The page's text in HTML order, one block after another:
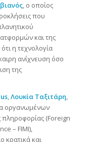
, ο οποίος
που
και της
η τεχνολογία
ανίχνευση όσο
της
,Λουκία Ταξιτάρη,
οργανωμένων
πληροφορίας (Foreign
– FIMI),
κρατικά και